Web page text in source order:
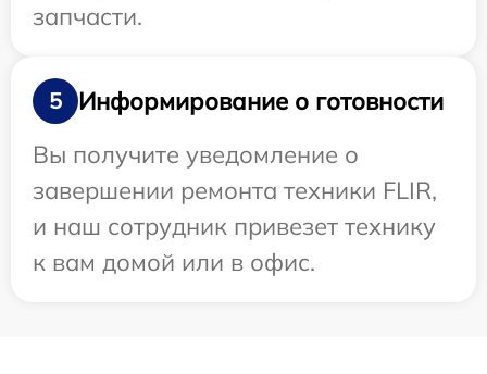
запчасти.
5
Информирование о готовности
Вы получите уведомление о
завершении ремонта техники FLIR,
и наш сотрудник привезет технику
к вам домой или в офис.